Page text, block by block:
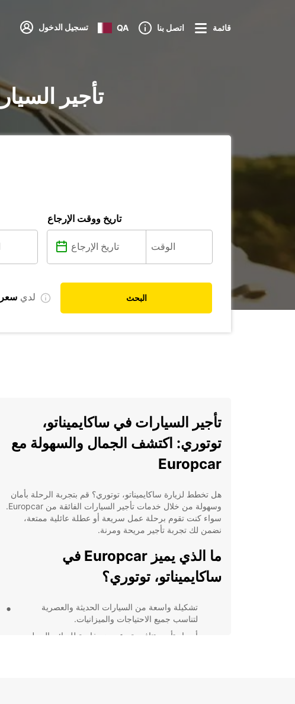
تسجيل الدخول QA اتصل بنا قائمة
تأجير
تاريخ ووقت الإرجاع
لدي البحث
تأجير السيارات في ساكايميناتو،
توتوري: اكتشف الجمال والسهولة مع
Europcar
هل تخطط لزيارة ساكايميناتو، توتوري؟ قم بتجربة الرحلة بأمان
وسهولة من خلال خدمات تأجير السيارات الفائقة من Europcar.
سواء كنت تقوم برحلة عمل سريعة أو عطلة عائلية ممتعة،
نضمن لك تجربة تأجير مريحة ومرنة.
ما الذي يميز Europcar في
ساكايميناتو، توتوري؟
تشكيلة واسعة من السيارات الحديثة والعصرية
لتناسب جميع الاحتياجات والميزانيات.
أسعار تأجير تنافسية وعروض خاصة للزبائن المحليين